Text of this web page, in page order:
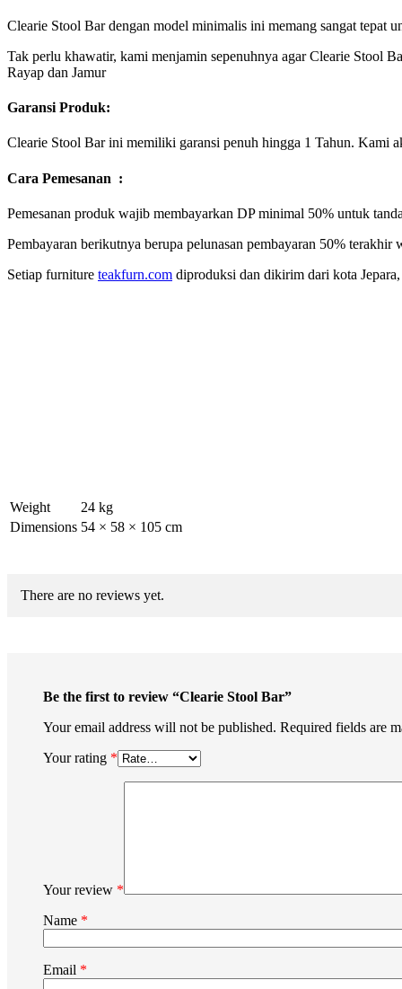
Clearie Stool Bar dengan model minimalis ini memang sangat tepat
Tak perlu khawatir, kami menjamin sepenuhnya agar Clearie Stool
Rayap dan Jamur
Garansi Produk:
Clearie Stool Bar ini memiliki garansi penuh hingga 1 Tahun. Kami
Cara Pemesanan :
Pemesanan produk wajib membayarkan DP minimal 50% untuk
Pembayaran berikutnya berupa pelunasan pembayaran 50%
Setiap furniture teakfurn.com diproduksi dan dikirim dari kota
Weight
24 kg
Dimensions 54 × 58 × 105 cm
There are no reviews yet.
Be the first to review “Clearie Stool Bar”
Your email address will not be published. Required fields are
Your rating *
Your review *
Name *
Email *